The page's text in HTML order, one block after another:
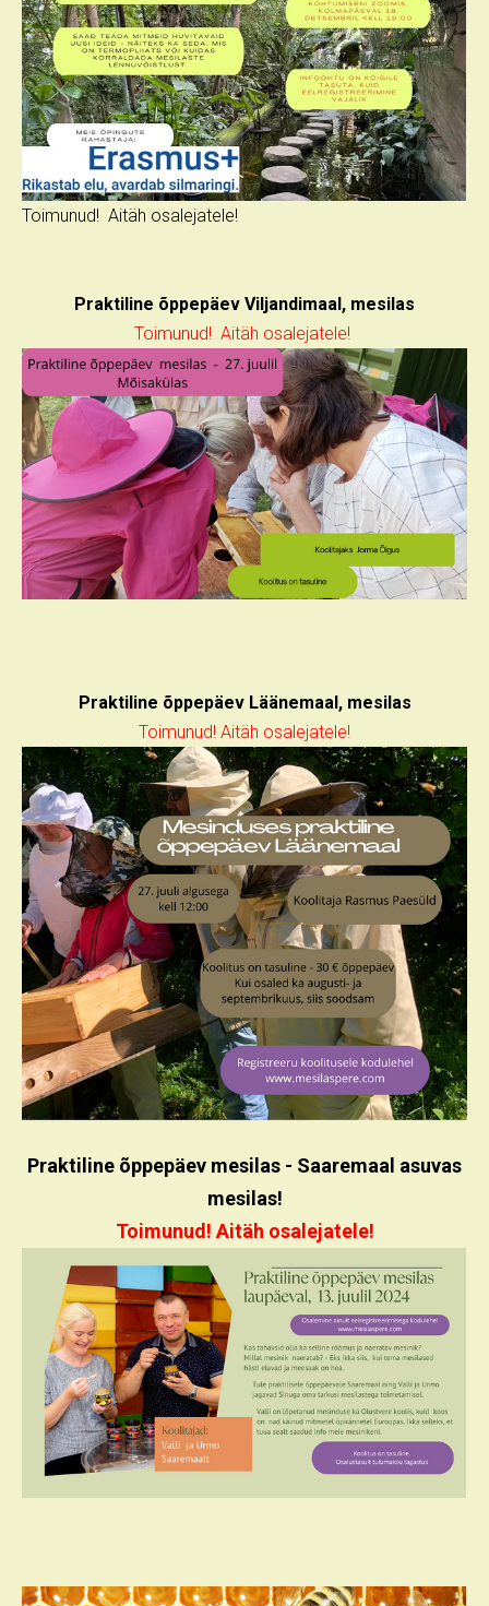
Toimunud! Aitäh osalejatele!
Praktiline õppepäev Viljandimaal, mesilas
Toimunud! Aitäh osalejatele!
Praktiline õppepäev Läänemaal, mesilas
Toimunud! Aitäh osalejatele!
Praktiline õppepäev mesilas - Saaremaal asuvas
mesilas!
Toimunud! Aitäh osalejatele!